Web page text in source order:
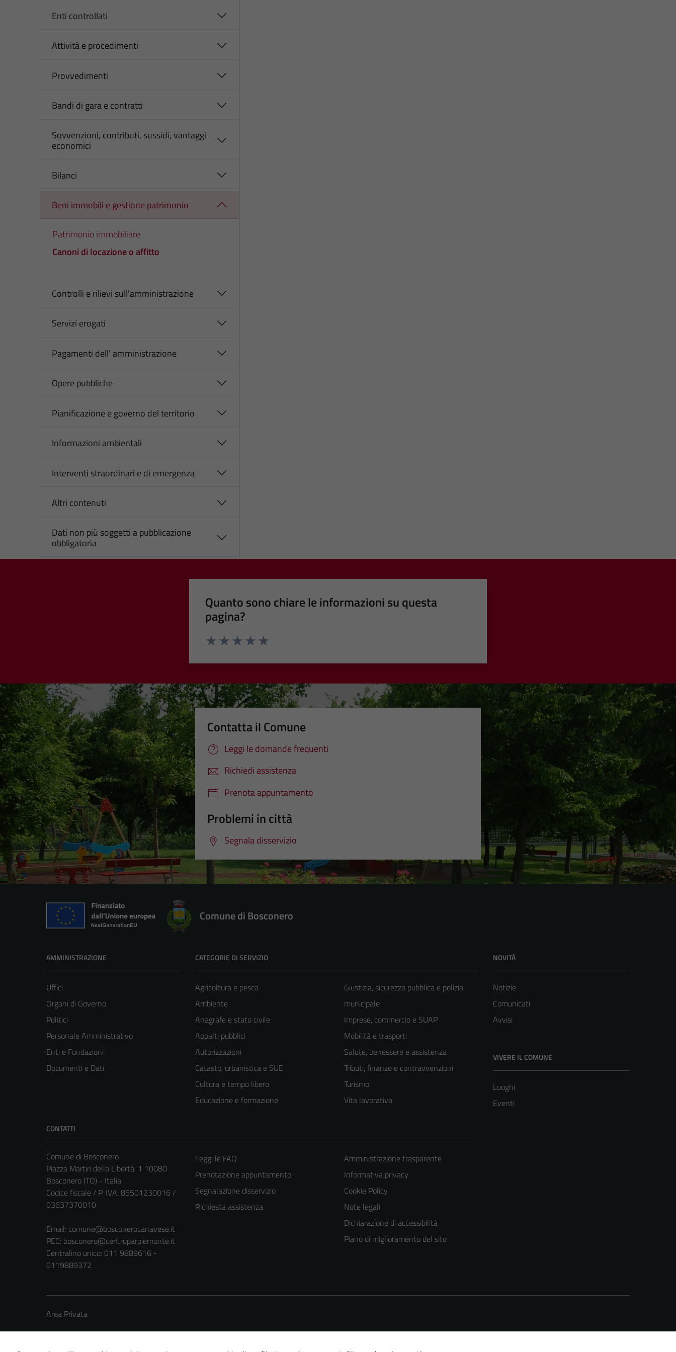
Enti controllati
Attività e procedimenti
Provvedimenti
Bandi di gara e contratti
Sovvenzioni, contributi, sussidi, vantaggi
economici
Bilanci
Beni immobili e gestione patrimonio
Patrimonio immobiliare
Canoni di locazione o affitto
Controlli e rilievi sull'amministrazione
Servizi erogati
Pagamenti dell' amministrazione
Opere pubbliche
Pianificazione e governo del territorio
Informazioni ambientali
Interventi straordinari e di emergenza
Altri contenuti
Dati non più soggetti a pubblicazione
obbligatoria
Quanto sono chiare le informazioni su questa
pagina?
Contatta il Comune
Leggi le domande frequenti
Richiedi assistenza
Prenota appuntamento
Problemi in città
Segnala disservizio
Comune di Bosconero
AMMINISTRAZIONE
Uffici
Organi di Governo
Politici
Personale Amministrativo
Enti e Fondazioni
Documenti e Dati
CATEGORIE DI SERVIZIO
Agricoltura e pesca
Ambiente
Anagrafe e stato civile
Appalti pubblici
Autorizzazioni
Catasto, urbanistica e SUE
Cultura e tempo libero
Educazione e formazione
Giustizia, sicurezza pubblica e polizia
municipale
Imprese, commercio e SUAP
Mobilità e trasporti
Salute, benessere e assistenza
Tributi, finanze e contravvenzioni
Turismo
Vita lavorativa
NOVITÀ
Notizie
Comunicati
Avvisi
VIVERE IL COMUNE
Luoghi
Eventi
CONTATTI
Comune di Bosconero
Piazza Martiri della Libertà, 1 10080
Bosconero (TO) - Italia
Codice fiscale / P. IVA: 85501230016 /
03637370010
Email: comune@bosconerocanavese.it
PEC: bosconero@cert.ruparpiemonte.it
Centralino unico: 011 9889616 -
0119889372
Leggi le FAQ
Prenotazione appuntamento
Segnalazione disservizio
Richiesta assistenza
Amministrazione trasparente
Informativa privacy
Cookie Policy
Note legali
Dichiarazione di accessibilità
Piano di miglioramento del sito
Area Privata
Tecnici
funzionamento
essere